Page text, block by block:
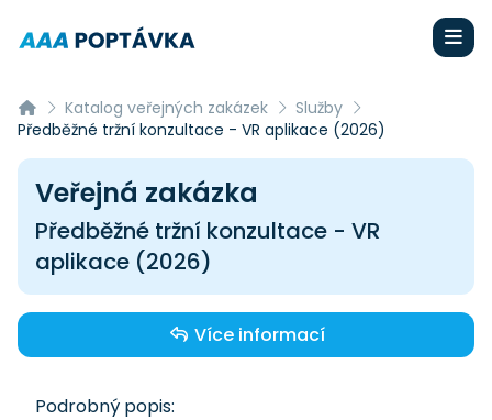
Katalog veřejných zakázek
Služby
Předběžné tržní konzultace - VR aplikace (2026)
Veřejná zakázka
Předběžné tržní konzultace - VR
aplikace (2026)
Více informací
Podrobný popis: